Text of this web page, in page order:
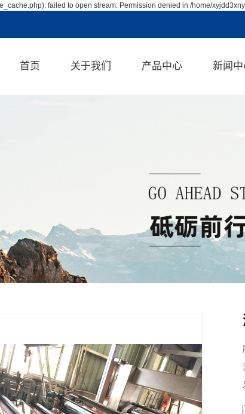
failed to open stream: Permission denied in /home/
首页 关于我们 产品中心
浙江涂胶机
浙江帘子线浸胶机
浙江环氧树脂浸胶
浙江油冷机
浙江浸渍纸线
新闻中